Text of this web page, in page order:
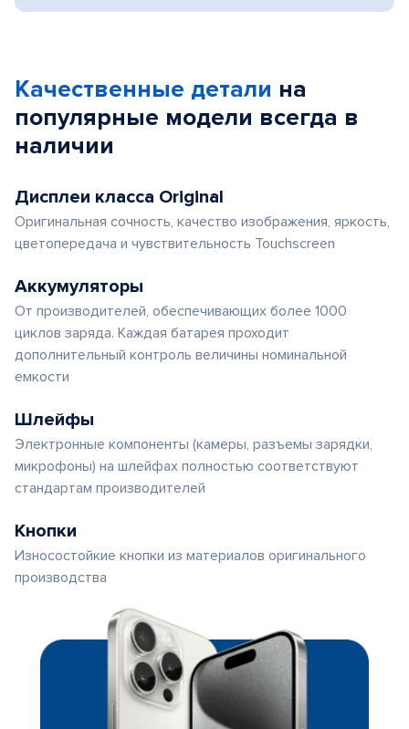
Качественные детали на
популярные модели всегда в
наличии
Дисплеи класса Original
Оригинальная сочность, качество изображения, яркость,
цветопередача и чувствительность Touchscreen
Аккумуляторы
От производителей, обеспечивающих более 1000
циклов заряда. Каждая батарея проходит
дополнительный контроль величины номинальной
емкости
Шлейфы
Электронные компоненты (камеры, разъемы зарядки,
микрофоны) на шлейфах полностью соответствуют
стандартам производителей
Кнопки
Износостойкие кнопки из материалов оригинального
производства